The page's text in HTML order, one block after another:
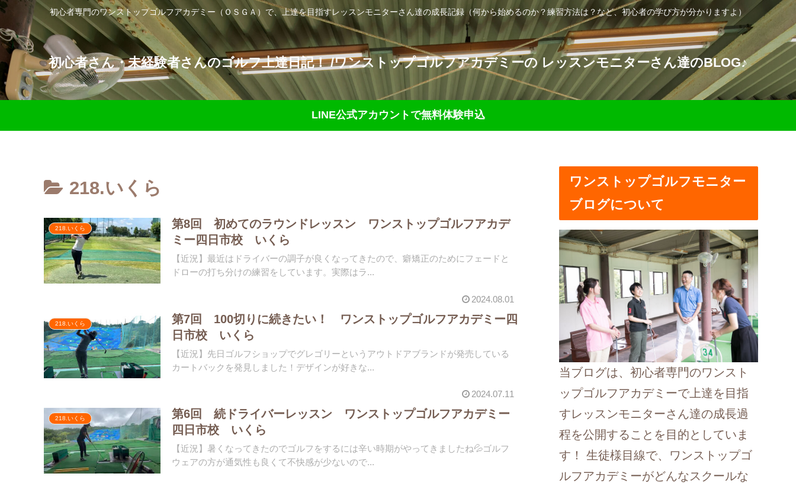
初心者専門のワンストップゴルフアカデミー（ＯＳＧＡ）で、上達を目指すレッスンモニターさん達の成長記録（何から始めるのか？練習方法は？など、初心者の学び方が分かりますよ）
初心者さん・未経験者さんのゴルフ上達日記！ /ワンストップゴルフアカデミーの レッスンモニターさん達のBLOG♪
LINE公式アカウントで無料体験申込
218.いくら
218.いくら
第8回 初めてのラウンドレッスン ワンストップゴルフアカデ
ミー四日市校 いくら
【近況】最近はドライバーの調子が良くなってきたので、癖矯正のためにフェードと
ドローの打ち分けの練習をしています。実際はラ...
2024.08.01
218.いくら
第7回 100切りに続きたい！ ワンストップゴルフアカデミー四
日市校 いくら
【近況】先日ゴルフショップでグレゴリーというアウトドアブランドが発売している
カートバックを発見しました！デザインが好きな...
2024.07.11
218.いくら
第6回 続ドライバーレッスン ワンストップゴルフアカデミー
四日市校 いくら
【近況】暑くなってきたのでゴルフをするには辛い時期がやってきましたね💦ゴルフ
ウェアの方が通気性も良くて不快感が少ないので...
ワンストップゴルフモニター
ブログについて
当ブログは、初心者専門のワンスト
ップゴルフアカデミーで上達を目指
すレッスンモニターさん達の成長過
程を公開することを目的としていま
す！ 生徒様目線で、ワンストップゴ
ルフアカデミーがどんなスクールな